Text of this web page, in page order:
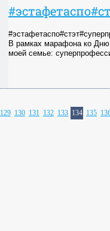
В рамках марафона ко
моей семье:
129 130 131 132 133 134 135